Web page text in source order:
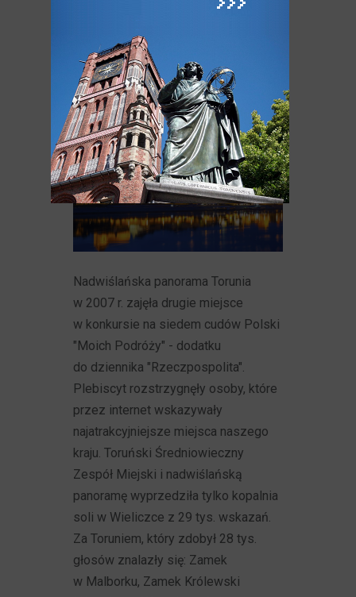
Polski
Nadwiślańska panorama Torunia
w 2007 r. zajęła drugie miejsce
w konkursie na siedem cudów Polski
"Moich Podróży" - dodatku
do dziennika "Rzeczpospolita".
Plebiscyt rozstrzygnęły osoby, które
przez internet wskazywały
najatrakcyjniejsze miejsca naszego
kraju. Toruński Średniowieczny
Zespół Miejski i nadwiślańską
panoramę wyprzedziła tylko kopalnia
soli w Wieliczce z 29 tys. wskazań.
Za Toruniem, który zdobył 28 tys.
głosów znalazły się: Zamek
w Malborku, Zamek Królewski